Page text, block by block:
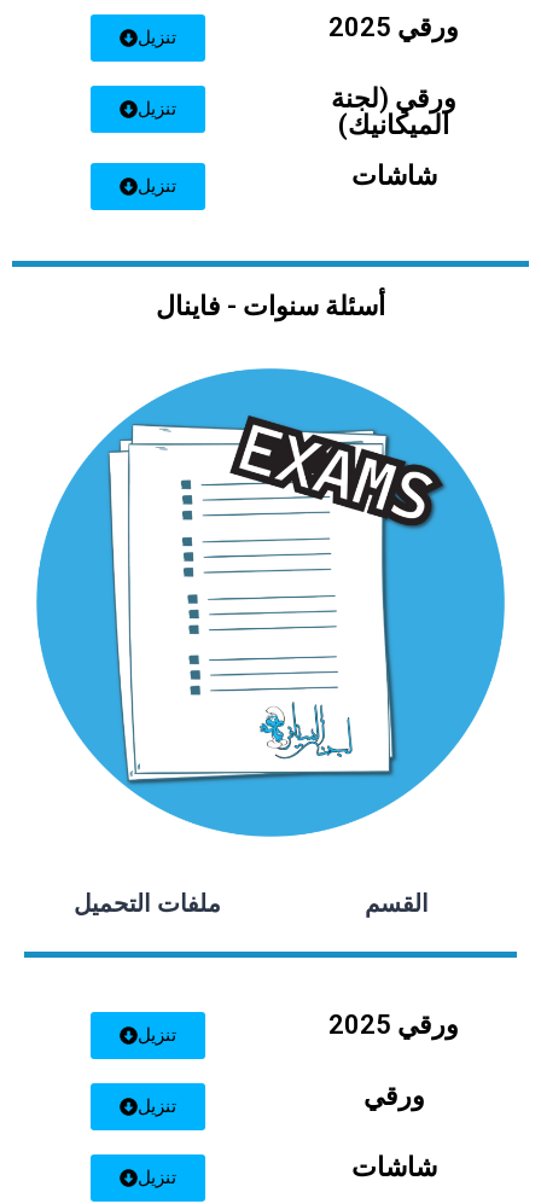
ورقي 2025 تنزيل
ورقي (لجنة
الميكانيك)
تنزيل
شاشات تنزيل
أسئلة سنوات - فاينال
القسم ملفات التحميل
ورقي 2025 تنزيل
ورقي تنزيل
شاشات تنزيل